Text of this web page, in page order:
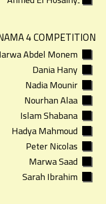
4 COMPETITION
Abdel Monem
Dania Hany
Nadia Mounir
Nourhan Alaa
Islam Shabana
Hadya Mahmoud
Peter Nicolas
Marwa Saad
Sarah Ibrahim